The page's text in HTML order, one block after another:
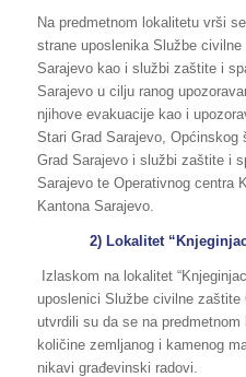
Na predmetnom lokalitetu vrši
strane uposlenika Službe
Sarajevo kao i službi zaštite i
Sarajevo u cilju ranog
njihove evakuacije kao i
Stari Grad Sarajevo,
Grad Sarajevo i službi zaštite i
Sarajevo te Operativnog centra
Kantona Sarajevo.
2) Lokalitet “Knjeginjac”
Izlaskom na lokalitet
uposlenici Službe civilne zaštite
utvrdili su da se na predmetnom
količine zemljanog i kamenog
nikavi građevinski radovi.